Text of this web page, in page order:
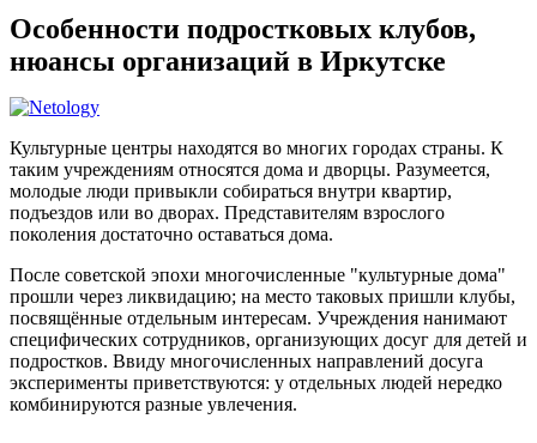
Особенности подростковых клубов,
нюансы организаций в Иркутске
Культурные центры находятся во многих городах страны. К
таким учреждениям относятся дома и дворцы. Разумеется,
молодые люди привыкли собираться внутри квартир,
подъездов или во дворах. Представителям взрослого
поколения достаточно оставаться дома.
После советской эпохи многочисленные "культурные дома"
прошли через ликвидацию; на место таковых пришли клубы,
посвящённые отдельным интересам. Учреждения нанимают
специфических сотрудников, организующих досуг для детей и
подростков. Ввиду многочисленных направлений досуга
эксперименты приветствуются: у отдельных людей нередко
комбинируются разные увлечения.